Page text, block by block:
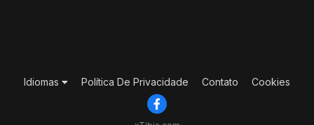
Idiomas Política De Privacidade Contato Cookies